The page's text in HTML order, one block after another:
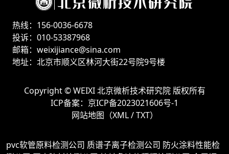
热线：156-0036-6678
投诉：010-53387968
邮箱：weixijiance@sina.com
地址：北京市顺义区林河大街22号院9号楼
Copyright ©WEIXI 北京微析技术研究院版权所有
ICP备案： 京ICP备2023021606号-1
网站地图（XML/TXT）
pvc软管原料检测公司 质谱子离子检测公司 防火涂料性能检